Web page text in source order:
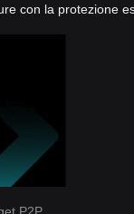
con la protezione